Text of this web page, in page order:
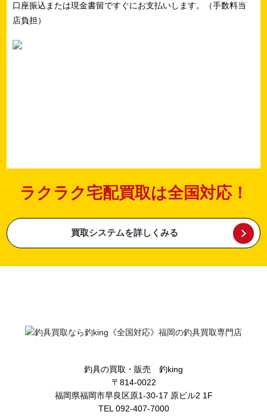
口座振込または現金書留ですぐにお支払いします。（手数料当
店負担）
ラクラク宅配買取は全国対応！
買取システムを詳しくみる
釣具の買取・販売 釣king
〒814-0022
福岡県福岡市早良区原1-30-17 原ビル2 1F
TEL 092-407-7000